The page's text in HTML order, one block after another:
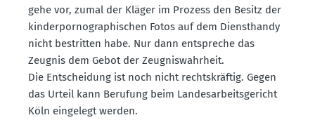
gehe vor, zumal der Kläger im Prozess den Besitz der
kinder­por­no­gra­phi­schen Fotos auf dem Dienst­handy
nicht bestritten habe. Nur dann entspreche das
Zeugnis dem Gebot der Zeugnis­wahrheit.
Die Entscheidung ist noch nicht rechts­kräftig. Gegen
das Urteil kann Berufung beim Landes­ar­beits­ge­richt
Köln eingelegt werden.